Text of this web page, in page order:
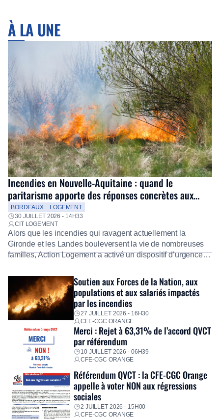
À LA UNE
Incendies en Nouvelle-Aquitaine : quand le
paritarisme apporte des réponses concrètes aux
salariés
BORDEAUX
LOGEMENT
30 JUILLET 2026 - 14H33
CIT LOGEMENT
Alors que les incendies qui ravagent actuellement la
Gironde et les Landes bouleversent la vie de nombreuses
familles, Action Logement a activé un dispositif d’urgence
Fidèle à sa mission d’utilité sociale, le Groupe mobilise
immédiatement ses équipes afin de proposer un diagnostic
personnalisé, des aides financières pour faire face aux
premières dépenses, […]
Soutien aux Forces de la Nation, aux
populations et aux salariés impactés
par les incendies
27 JUILLET 2026 - 16H30
CFE-CGC ORANGE
Merci : Rejet à 63,31% de l’accord QVCT
par référendum
10 JUILLET 2026 - 06H39
CFE-CGC ORANGE
Référendum QVCT : la CFE-CGC Orange
appelle à voter NON aux régressions
sociales
2 JUILLET 2026 - 15H00
CFE-CGC ORANGE